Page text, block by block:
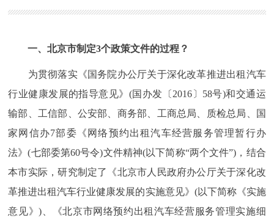
政策兑现 政策解读 回应关切
决策公开 专题公开
政务服务
一、北京市制定3个政策文件的过程？
为贯彻落实《国务院办公厅关于深化改革推进出租汽车
行业健康发展的指导意见》(国办发〔2016〕58号)和交通运
输部、工信部、公安部、商务部、工商总局、质检总局、国
家网信办7部委《网络预约出租汽车经营服务管理暂行办
法》(七部委第60号令)文件精神(以下简称“两个文件”)，结合
本市实际，研究制定了《北京市人民政府办公厅关于深化改
革推进出租汽车行业健康发展的实施意见》(以下简称《实施
意见》)、《北京市网络预约出租汽车经营服务管理实施细